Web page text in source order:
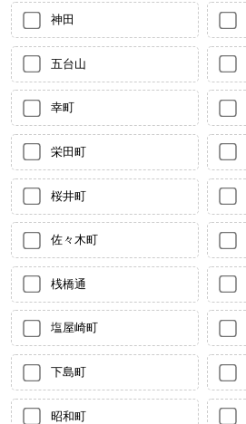
神田
五台山
幸町
栄田町
桜井町
佐々木町
桟橋通
塩屋崎町
下島町
昭和町